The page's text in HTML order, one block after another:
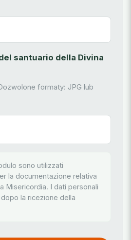
santuario della Divina
formaty: JPG lub
sono utilizzati
la documentazione relativa
Misericordia. I dati personali
la ricezione della